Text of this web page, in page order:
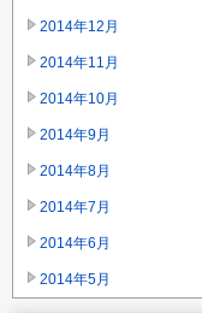
2014年12月
2014年11月
2014年10月
2014年9月
2014年8月
2014年7月
2014年6月
2014年5月